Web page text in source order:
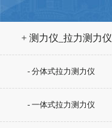
+ 测力仪_拉力测力仪
- 分体式拉力测力仪
- 一体式拉力测力仪